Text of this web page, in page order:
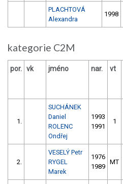
PLACHTOVÁ
Alexandra
1998
kategorie C2M
por. vk jméno nar. vt
1.
SUCHÁNEK
Daniel
ROLENC
Ondřej
1993
1991
1
2.
VESELÝ Petr
RYGEL
Marek
1976
1989
MT